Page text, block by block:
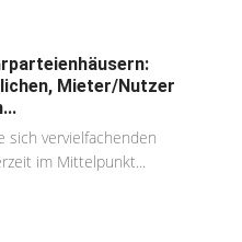
Mieter/Nutzer
sich vervielfachenden
im Mittelpunkt...